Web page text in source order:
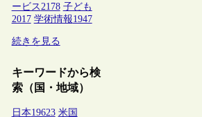
ービス 2178 子ども
2017 学術情報1947
続きを見る
キーワードから検
索（国・地域）
日本19623 米国